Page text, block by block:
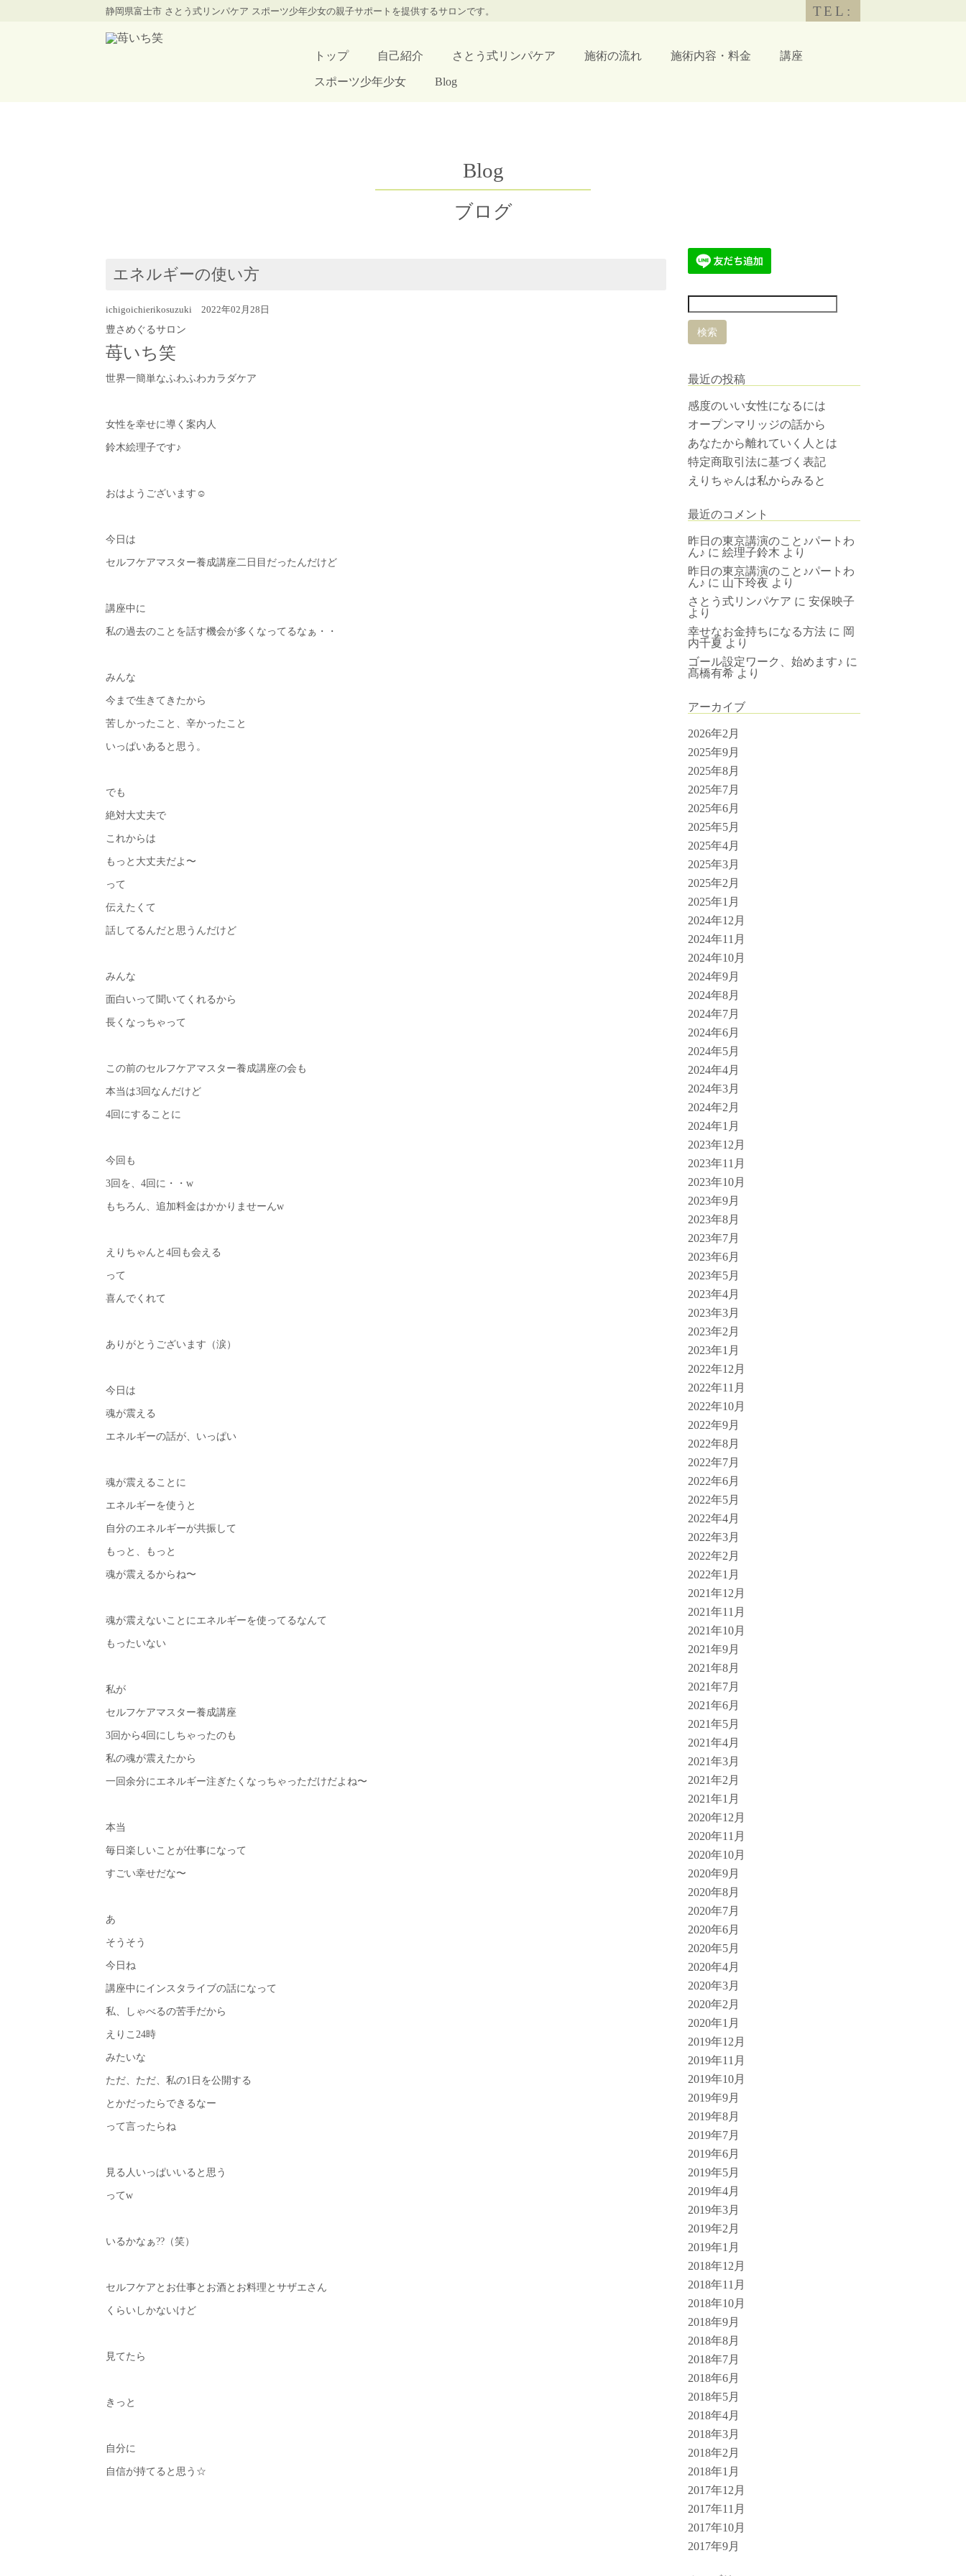
静岡県富士市 さとう式リンパケア スポーツ少年少女の親子サポートを提供するサロンです。 TEL:
トップ 自己紹介 さとう式リンパケア 施術の流れ 施術内容・料金 講座
スポーツ少年少女 Blog
Blog
ブログ
エネルギーの使い方
ichigoichierikosuzuki 2022年02月28日
豊さめぐるサロン
苺いち笑
世界一簡単なふわふわカラダケア
女性を幸せに導く案内人
鈴木絵理子です♪
おはようございます☺︎
今日は
セルフケアマスター養成講座二日目だったんだけど
講座中に
私の過去のことを話す機会が多くなってるなぁ・・
みんな
今まで生きてきたから
苦しかったこと、辛かったこと
いっぱいあると思う。
でも
絶対大丈夫で
これからは
もっと大丈夫だよ〜
って
伝えたくて
話してるんだと思うんだけど
みんな
面白いって聞いてくれるから
長くなっちゃって
この前のセルフケアマスター養成講座の会も
本当は3回なんだけど
4回にすることに
今回も
3回を、4回に・・w
もちろん、追加料金はかかりませーんw
えりちゃんと4回も会える
って
喜んでくれて
ありがとうございます（涙）
今日は
魂が震える
エネルギーの話が、いっぱい
魂が震えることに
エネルギーを使うと
自分のエネルギーが共振して
もっと、もっと
魂が震えるからね〜
魂が震えないことにエネルギーを使ってるなんて
もったいない
私が
セルフケアマスター養成講座
3回から4回にしちゃったのも
私の魂が震えたから
一回余分にエネルギー注ぎたくなっちゃっただけだよね〜
本当
毎日楽しいことが仕事になって
すごい幸せだな〜
あ
そうそう
今日ね
講座中にインスタライブの話になって
私、しゃべるの苦手だから
えりこ24時
みたいな
ただ、ただ、私の1日を公開する
とかだったらできるなー
って言ったらね
見る人いっぱいいると思う
ってw
いるかなぁ??（笑）
セルフケアとお仕事とお酒とお料理とサザエさん
くらいしかないけど
見てたら
きっと
自分に
自信が持てると思う☆
最近の投稿
感度のいい女性になるには
オープンマリッジの話から
あなたから離れていく人とは
特定商取引法に基づく表記
えりちゃんは私からみると
最近のコメント
昨日の東京講演のこと♪パートわ
ん♪ に 絵理子鈴木 より
昨日の東京講演のこと♪パートわ
ん♪ に 山下玲夜 より
さとう式リンパケア に 安保映子
より
幸せなお金持ちになる方法 に 岡
内千夏 より
ゴール設定ワーク、始めます♪ に
髙橋有希 より
アーカイブ
2026年2月
2025年9月
2025年8月
2025年7月
2025年6月
2025年5月
2025年4月
2025年3月
2025年2月
2025年1月
2024年12月
2024年11月
2024年10月
2024年9月
2024年8月
2024年7月
2024年6月
2024年5月
2024年4月
2024年3月
2024年2月
2024年1月
2023年12月
2023年11月
2023年10月
2023年9月
2023年8月
2023年7月
2023年6月
2023年5月
2023年4月
2023年3月
2023年2月
2023年1月
2022年12月
2022年11月
2022年10月
2022年9月
2022年8月
2022年7月
2022年6月
2022年5月
2022年4月
2022年3月
2022年2月
2022年1月
2021年12月
2021年11月
2021年10月
2021年9月
2021年8月
2021年7月
2021年6月
2021年5月
2021年4月
2021年3月
2021年2月
2021年1月
2020年12月
2020年11月
2020年10月
2020年9月
2020年8月
2020年7月
2020年6月
2020年5月
2020年4月
2020年3月
2020年2月
2020年1月
2019年12月
2019年11月
2019年10月
2019年9月
2019年8月
2019年7月
2019年6月
2019年5月
2019年4月
2019年3月
2019年2月
2019年1月
2018年12月
2018年11月
2018年10月
2018年9月
2018年8月
2018年7月
2018年6月
2018年5月
2018年4月
2018年3月
2018年2月
2018年1月
2017年12月
2017年11月
2017年10月
2017年9月